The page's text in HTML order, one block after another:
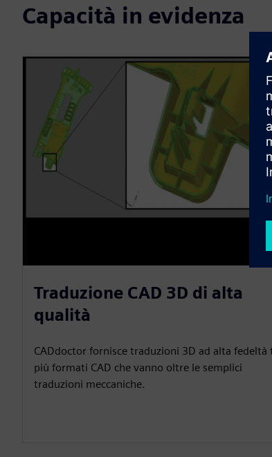
Capacità in evidenza
Traduzione CAD 3D di alta
qualità
CADdoctor fornisce traduzioni 3D ad alta fedeltà
più formati CAD che vanno oltre le semplici
traduzioni meccaniche.